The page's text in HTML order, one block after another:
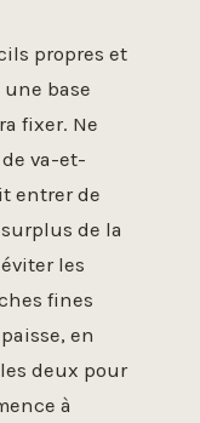
propres et
une base
fixer. Ne
va-et-
entrer de
de la
les
fines
en
deux pour
à